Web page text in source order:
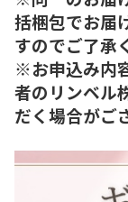
括梱包でお届
すのでご了承
※お申込み内
者のリンベル
だく場合がご